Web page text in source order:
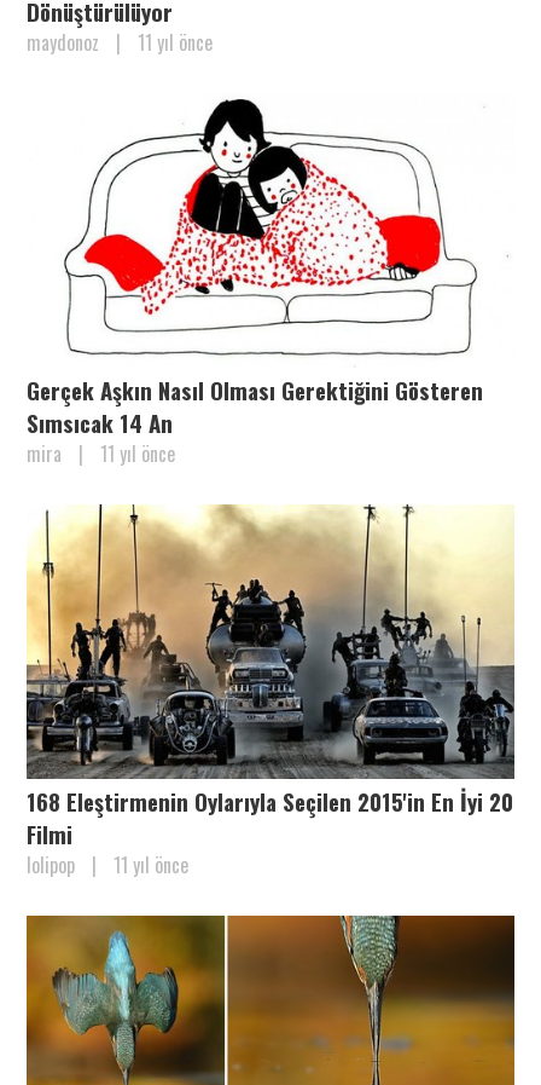
Dönüştürülüyor
maydonoz | 11 yıl önce
Gerçek Aşkın Nasıl Olması Gerektiğini Gösteren
Sımsıcak 14 An
mira | 11 yıl önce
168 Eleştirmenin Oylarıyla Seçilen 2015'in En İyi 20
Filmi
lolipop | 11 yıl önce